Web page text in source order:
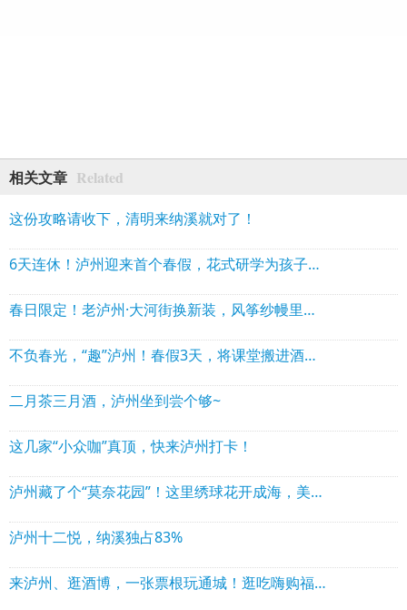
相关文章 Related
这份攻略请收下，清明来纳溪就对了！
6天连休！泸州迎来首个春假，花式研学为孩子们打造沉浸式实践课堂
春日限定！老泸州·大河街换新装，风筝纱幔里的浪漫约会
不负春光，“趣”泸州！春假3天，将课堂搬进酒城山水间
二月茶三月酒，泸州坐到尝个够~
这几家“小众咖”真顶，快来泸州打卡！
泸州藏了个“莫奈花园”！这里绣球花开成海，美到失语
泸州十二悦，纳溪独占83%
来泸州、逛酒博，一张票根玩通城！逛吃嗨购福利全攻略来了！